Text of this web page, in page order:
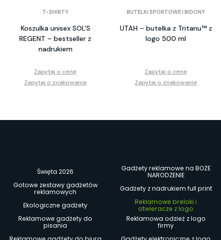
T-SHIRTY
Koszulka unisex SOL'S
REGENT – bestseller z
nadrukiem
Zapytaj o cenę
Zapytaj o znakowanie
BUTELKI SPORTOWE I BIDONY
UTAH – butelka z Tritanu™ z
logo 500 ml
Zapytaj o cenę
Zapytaj o znakowanie
Święta 2026
Gadżety reklamowe na BOŻE
NARODZENIE
Gotowe zestawy gadżetów
reklamowych
Gadżety z nadrukiem full print
Ekologiczne gadżety
Reklamowe breloki i
otwieracze z logo
Reklamowe gadżety do
pisania
Reklamowa odzież z logo
firmy